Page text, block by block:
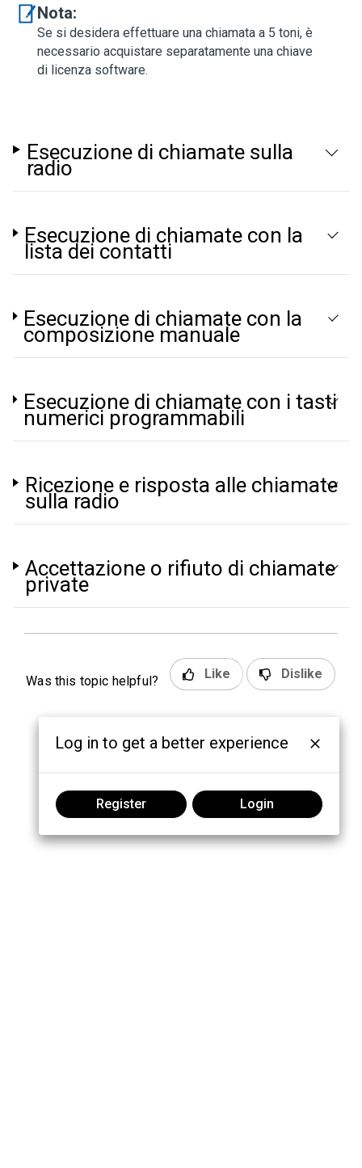
Nota:
Se si desidera effettuare una chiamata a 5 toni, è
necessario acquistare separatamente una chiave
di licenza software.
Esecuzione di chiamate sulla
radio
Esecuzione di chiamate con la
lista dei contatti
Esecuzione di chiamate con la
composizione manuale
Esecuzione di chiamate con i tasti
numerici programmabili
Ricezione e risposta alle chiamate
sulla radio
Accettazione o rifiuto di chiamate
private
Was this topic helpful? Like Dislike
Log in to get a better experience
Register Login